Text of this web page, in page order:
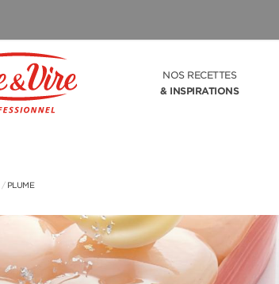
NOS RECETTES
& INSPIRATIONS
/ PLUME